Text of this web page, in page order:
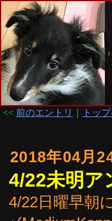
<< 前のエントリ トッ
2018年04月
4/22未明ア
4/22日曜早朝